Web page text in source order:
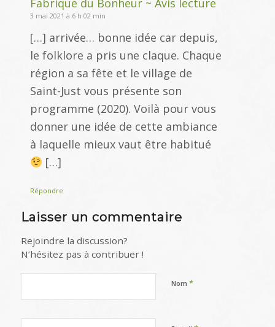
Fabrique du Bonheur ~ Avis lecture
3 mai 2021 à 6 h 02 min
[…] arrivée… bonne idée car depuis,
le folklore a pris une claque. Chaque
région a sa fête et le village de
Saint-Just vous présente son
programme (2020). Voilà pour vous
donner une idée de cette ambiance
à laquelle mieux vaut être habitué
[…]
Répondre
Laisser un commentaire
Rejoindre la discussion?
N’hésitez pas à contribuer !
Nom *